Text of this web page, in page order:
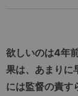
欲しいのは4年
果は、あまりに
には監督の責す